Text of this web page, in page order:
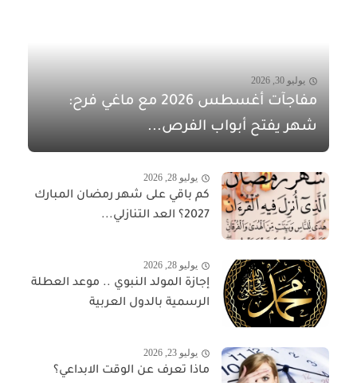
يوليو 30, 2026
مفاجآت أغسطس 2026 مع ماغي فرح:
شهر يفتح أبواب الفرص...
يوليو 28, 2026
كم باقي على شهر رمضان المبارك
2027؟ العد التنازلي...
يوليو 28, 2026
إجازة المولد النبوي .. موعد العطلة
الرسمية بالدول العربية
يوليو 23, 2026
ماذا تعرف عن الوقت الابداعي؟